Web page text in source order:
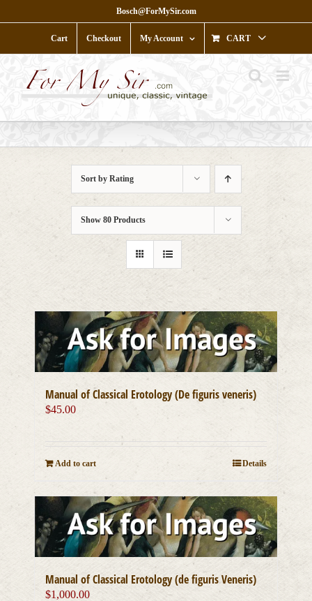
to
Bosch@ForMySir.com
Cart Checkout My Account CART
Sort by Rating
Show 80 Products
Manual of Classical Erotology (De figuris veneris)
$45.00
Add to cart Details
Manual of Classical Erotology (de figuris Veneris)
$1,000.00